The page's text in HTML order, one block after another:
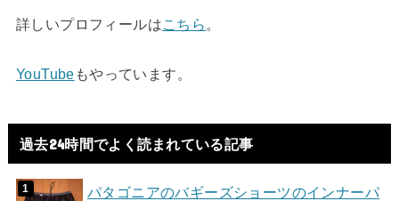
詳しいプロフィールはこちら 。
YouTube もやっています。
過去24時間でよく読まれている記事
パタゴニアのバギーズショーツのインナーパ